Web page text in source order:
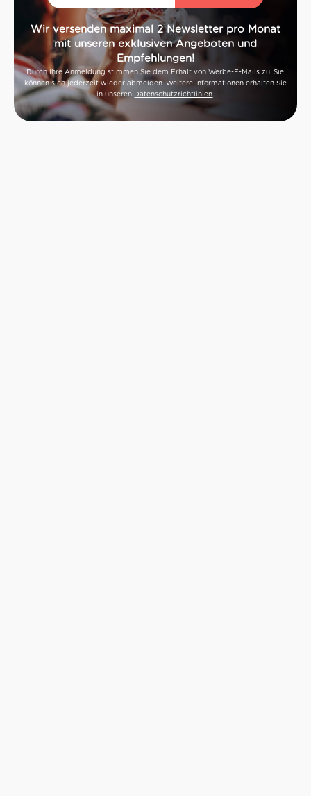
Wir versenden maximal 2 Newsletter pro Monat
mit unseren exklusiven Angeboten und
Empfehlungen!
Durch Ihre Anmeldung stimmen Sie dem Erhalt von Werbe-E-Mails zu. Sie
können sich jederzeit wieder abmelden. Weitere Informationen erhalten Sie
in unseren Datenschutzrichtlinien